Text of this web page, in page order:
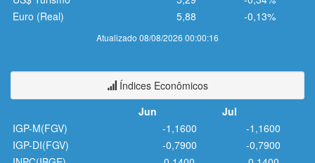
Atualizado 08/08/2026 00:00:16
Euro (Real)
5,88 -0,13%
Índices Econômicos
Jun
Jul
IGP-M(FGV)
-1,1600
-1,1600
IGP-DI(FGV)
-0,7900
-0,7900